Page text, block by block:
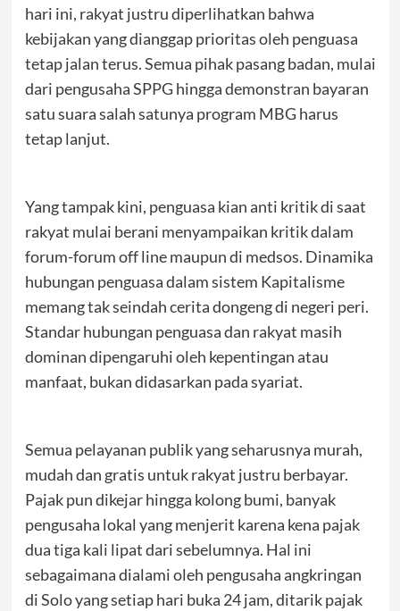
hari ini, rakyat justru diperlihatkan bahwa
kebijakan yang dianggap prioritas oleh penguasa
tetap jalan terus. Semua pihak pasang badan, mulai
dari pengusaha SPPG hingga demonstran bayaran
satu suara salah satunya program MBG harus
tetap lanjut.
Yang tampak kini, penguasa kian anti kritik di saat
rakyat mulai berani menyampaikan kritik dalam
forum-forum off line maupun di medsos. Dinamika
hubungan penguasa dalam sistem Kapitalisme
memang tak seindah cerita dongeng di negeri peri.
Standar hubungan penguasa dan rakyat masih
dominan dipengaruhi oleh kepentingan atau
manfaat, bukan didasarkan pada syariat.
Semua pelayanan publik yang seharusnya murah,
mudah dan gratis untuk rakyat justru berbayar.
Pajak pun dikejar hingga kolong bumi, banyak
pengusaha lokal yang menjerit karena kena pajak
dua tiga kali lipat dari sebelumnya. Hal ini
sebagaimana dialami oleh pengusaha angkringan
di Solo yang setiap hari buka 24 jam, ditarik pajak